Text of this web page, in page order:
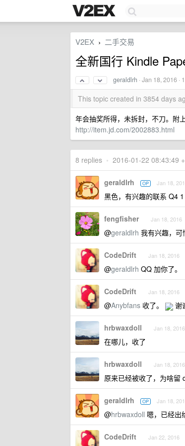
V2EX › 二手交易
全新国行 Kindle
geraldlrh ·Jan 18, 2016 ·
This topic created in 3854 days
年会抽奖所得，未拆封，不刀。附
http://item.jd.com/2002883.html
8 replies • 2016-01-22 08:43:49
geraldlrh OP Jan 18,
黑色，有兴趣的联系 Q4
fengfisher Jan 18, 2016
@geraldlrh 我有兴趣，可
CodeDrift Jan 18, 2016
@geraldlrh QQ 加你了。
CodeDrift Jan 18, 2016
@Anybfans 收了。 谢
hrbwaxdoll Jan 18,
在哪儿，收了
hrbwaxdoll Jan 18,
原来已经被收了，为啥留
geraldlrh OP Jan 18,
@hrbwaxdoll 嗯，已经出
CodeDrift Jan 22, 2016